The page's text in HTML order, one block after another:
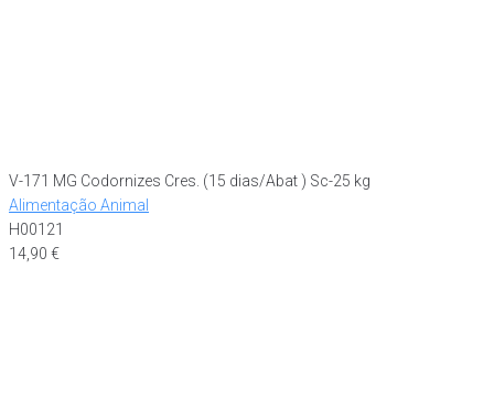
V-171 MG Codornizes Cres. (15 dias/Abat ) Sc-25 kg
Alimentação Animal
H00121
14,90 €